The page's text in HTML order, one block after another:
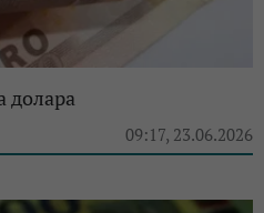
долара
09:17, 23.06.2026